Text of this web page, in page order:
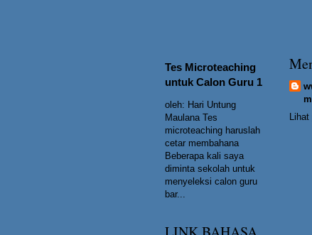
Tes Microteaching
untuk Calon Guru 1
oleh: Hari Untung
Maulana Tes
microteaching haruslah
cetar membahana
Beberapa kali saya
diminta sekolah untuk
menyeleksi calon guru
bar...
m